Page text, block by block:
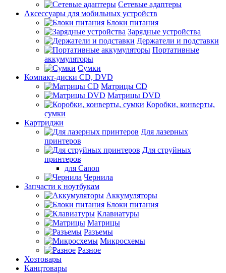
Сетевые адаптеры
Аксессуары для мобильных устройств
Блоки питания
Зарядные устройства
Держатели и подставки
Портативные
аккумуляторы
Сумки
Компакт-диски CD, DVD
Матрицы CD
Матрицы DVD
Коробки, конверты,
сумки
Картриджи
Для лазерных
принтеров
Для струйных
принтеров
для Canon
Чернила
Запчасти к ноутбукам
Аккумуляторы
Блоки питания
Клавиатуры
Матрицы
Разъемы
Микросхемы
Разное
Хозтовары
Канцтовары